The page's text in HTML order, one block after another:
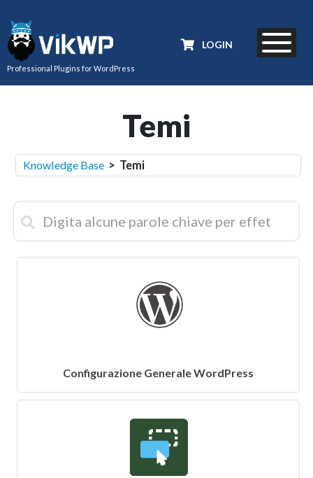
Professional Plugins for WordPress
LOGIN
Temi
Knowledge Base > Temi
Configurazione Generale WordPress